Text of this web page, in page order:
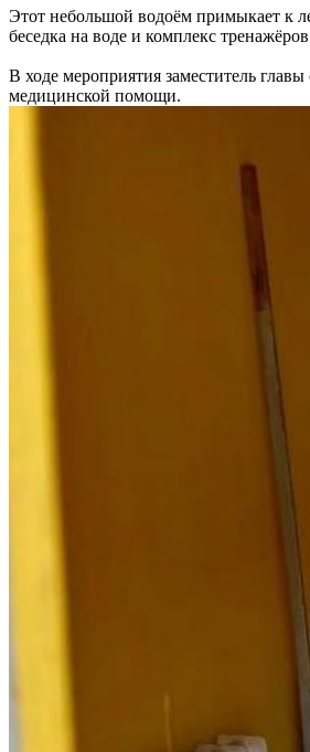
Этот небольшой водоём примыкает к
беседка на воде и комплекс
В ходе мероприятия заместитель
медицинской помощи.